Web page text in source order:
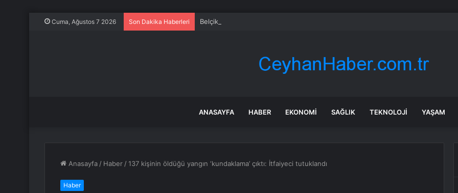
Cuma, Ağustos 7 2026 Son Dakika Haberleri Belçika’dan Türkiye’ye AB ve SAFE desteği
ANASAYFA HABER EKONOMI SAĞLIK TEKNOLOJI YAŞAM
Anasayfa / Haber /137 kişinin öldüğü yangın ‘kundaklama’ çıktı: İtfaiyeci tutuklandı
Haber